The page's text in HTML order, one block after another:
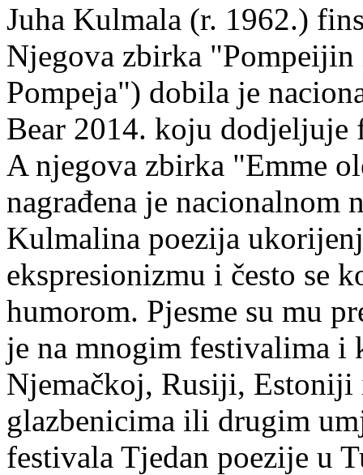
Juha Kulmala (r. 1962.)
Njegova zbirka
Pompeja") dobila je
Bear 2014. koju
A njegova zbirka "Emme
nagrađena je nacionalnom
Kulmalina poezija
ekspresionizmu i često se
humorom. Pjesme su mu
je na mnogim festivalima i
Njemačkoj, Rusiji, Estoniji
glazbenicima ili drugim
festivala Tjedan poezije u